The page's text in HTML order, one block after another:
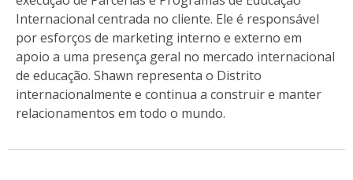
Internacional centrada no cliente. Ele é responsável
por esforços de marketing interno e externo em
apoio a uma presença geral no mercado internacional
de educação. Shawn representa o Distrito
internacionalmente e continua a construir e manter
relacionamentos em todo o mundo.